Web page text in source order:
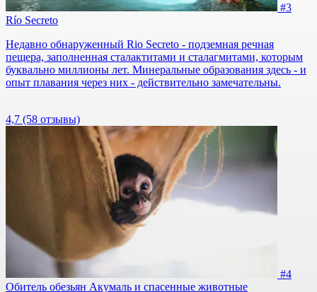
#3
Río Secreto
Недавно обнаруженный Rio Secreto - подземная речная
пещера, заполненная сталактитами и сталагмитами, которым
буквально миллионы лет. Минеральные образования здесь - и
опыт плавания через них - действительно замечательны.
4,7 (58 отзывы)
#4
Обитель обезьян Акумаль и спасенные животные